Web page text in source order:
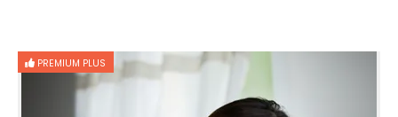
PREMIUM PLUS